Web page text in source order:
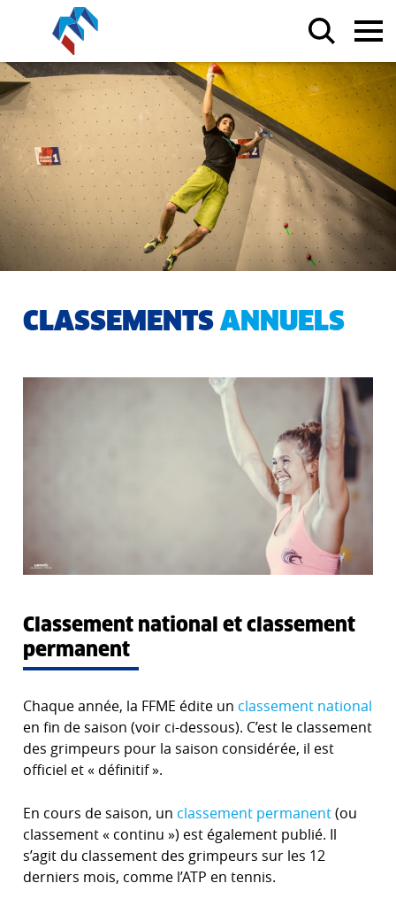
CLASSEMENTSANNUELS
Classement national et classement
permanent
Chaque année, la FFME édite un classement national
en fin de saison (voir ci-dessous). C’est le classement
des grimpeurs pour la saison considérée, il est
officiel et « définitif ».
En cours de saison, un classement permanent(ou
classement « continu ») est également publié. Il
s’agit du classement des grimpeurs sur les 12
derniers mois, comme l’ATP en tennis.